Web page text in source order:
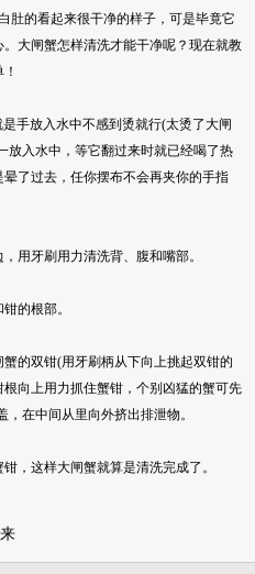
肚的看起来很干净的样子，可是毕竟它
大闸蟹怎样清洗才能干净呢？现在就教
手放入水中不感到烫就行(太烫了大闸
放入水中，等它翻过来时就已经喝了热
了过去，任你摆布不会再夹你的手指
用牙刷用力清洗背、腹和嘴部。
的根部。
蟹的双钳(用牙刷柄从下向上挑起双钳的
向上用力抓住蟹钳，个别凶猛的蟹可先
，在中间从里向外挤出排泄物。
，这样大闸蟹就算是清洗完成了。